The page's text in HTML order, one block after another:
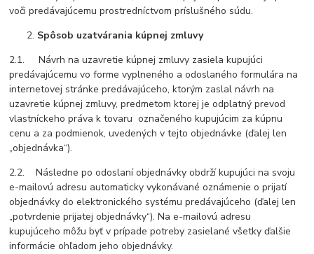
voči predávajúcemu prostredníctvom príslušného súdu.
Spôsob uzatvárania kúpnej zmluvy
2.1. Návrh na uzavretie kúpnej zmluvy zasiela kupujúci
predávajúcemu vo forme vyplneného a odoslaného formulára na
internetovej stránke predávajúceho, ktorým zaslal návrh na
uzavretie kúpnej zmluvy, predmetom ktorej je odplatný prevod
vlastníckeho práva k tovaru označeného kupujúcim za kúpnu
cenu a za podmienok, uvedených v tejto objednávke (ďalej len
„objednávka“).
2.2. Následne po odoslaní objednávky obdrží kupujúci na svoju
e-mailovú adresu automaticky vykonávané oznámenie o prijatí
objednávky do elektronického systému predávajúceho (ďalej len
„potvrdenie prijatej objednávky“). Na e-mailovú adresu
kupujúceho môžu byť v prípade potreby zasielané všetky ďalšie
informácie ohľadom jeho objednávky.